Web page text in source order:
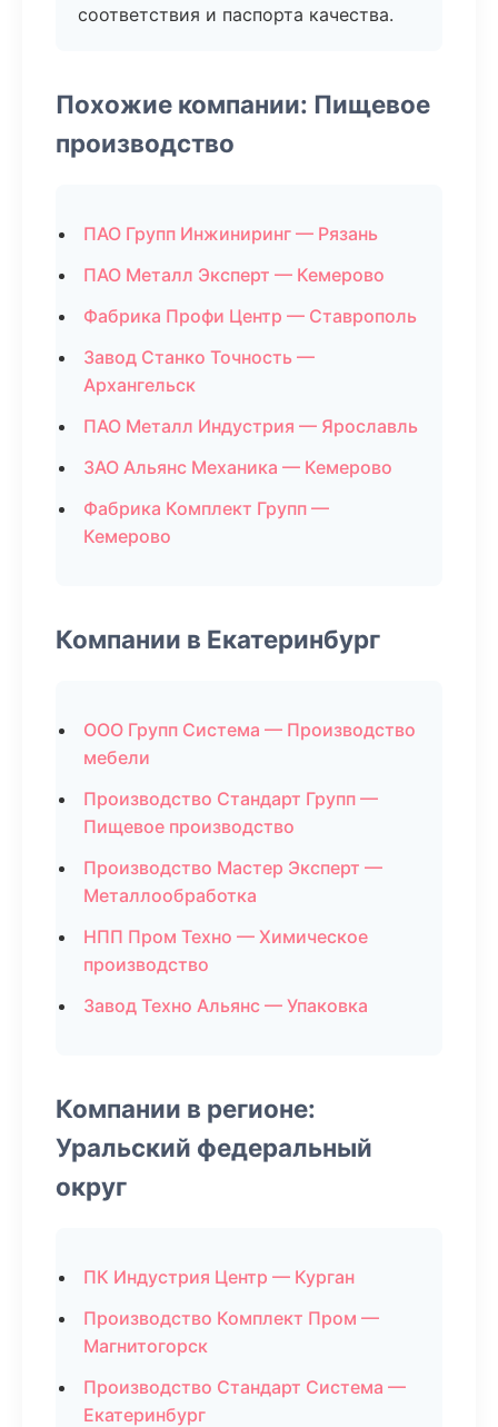
соответствия и паспорта качества.
Похожие компании: Пищевое
производство
ПАО Групп Инжиниринг — Рязань
ПАО Металл Эксперт — Кемерово
Фабрика Профи Центр — Ставрополь
Завод Станко Точность —
Архангельск
ПАО Металл Индустрия — Ярославль
ЗАО Альянс Механика — Кемерово
Фабрика Комплект Групп —
Кемерово
Компании в Екатеринбург
ООО Групп Система — Производство
мебели
Производство Стандарт Групп —
Пищевое производство
Производство Мастер Эксперт —
Металлообработка
НПП Пром Техно — Химическое
производство
Завод Техно Альянс — Упаковка
Компании в регионе:
Уральский федеральный
округ
ПК Индустрия Центр — Курган
Производство Комплект Пром —
Магнитогорск
Производство Стандарт Система —
Екатеринбург